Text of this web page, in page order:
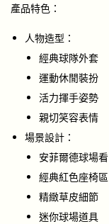
產品特色：
人物造型：
經典球隊外套
運動休閒裝扮
活力揮手姿勢
親切笑容表情
場景設計：
安菲爾德球場
經典紅色座椅區
精緻草皮細節
迷你球場道具